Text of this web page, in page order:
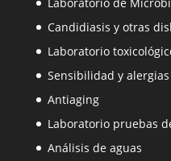
Candidiasis y otras
Laboratorio
Sensibilidad y
Antiaging
Laboratorio pruebas
Análisis de aguas